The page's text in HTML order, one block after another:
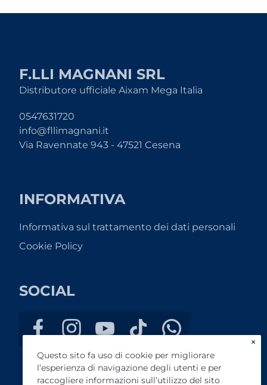
F.LLI MAGNANI SRL
Distributore ufficiale Aixam Mega Italia
0547631720
info@fllimagnani.it
Via Ravennate 943 - 47521 Cesena
INFORMATIVA
Informativa sul trattamento dei dati personali
Cookie Policy
SOCIAL
×
Questo sito fa uso di cookie per migliorare
l’esperienza di navigazione degli utenti e per
raccogliere informazioni sull’utilizzo del sito